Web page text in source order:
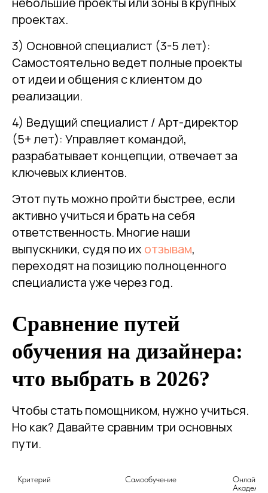
проектах.
3) Основной специалист (3-5 лет):
Самостоятельно ведет полные проекты
от идеи и общения с клиентом до
реализации.
4) Ведущий специалист / Арт-директор
(5+ лет): Управляет командой,
разрабатывает концепции, отвечает за
ключевых клиентов.
Этот путь можно пройти быстрее, если
активно учиться и брать на себя
ответственность. Многие наши
выпускники, судя по их отзывам,
переходят на позицию полноценного
специалиста уже через год.
Сравнение путей
обучения на дизайнера:
что выбрать в 2026?
Чтобы стать помощником, нужно учиться.
Но как? Давайте сравним три основных
пути.
Критерий Самообучение
Онлайн-